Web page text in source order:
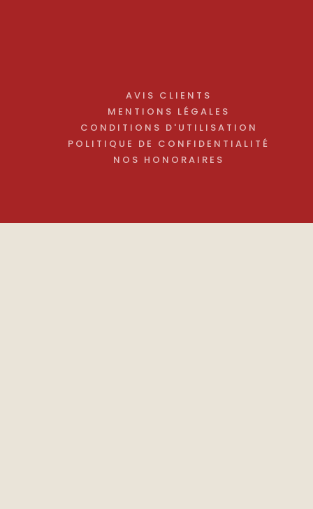
AVIS CLIENTS
MENTIONS LÉGALES
CONDITIONS D'UTILISATION
POLITIQUE DE CONFIDENTIALITÉ
NOS HONORAIRES